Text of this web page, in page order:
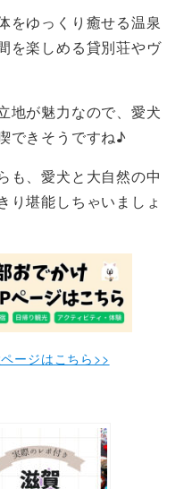
をゆっくり癒せる温泉
を楽しめる貸別荘やヴ
地が魅力なので、愛犬
できそうですね♪
も、愛犬と大自然の中
り堪能しちゃいましょ
ージはこちら>>